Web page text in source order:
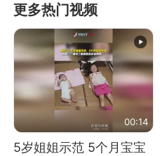
更多热门视频
00:14
5岁姐姐示范 5个月宝宝